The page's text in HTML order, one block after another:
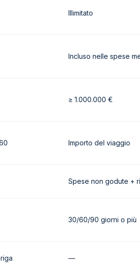
Illimitato
Incluso nelle spese
≥ 1.000.000 €
Importo del viaggio
Spese non godute +
30/60/90 giorni o più
—